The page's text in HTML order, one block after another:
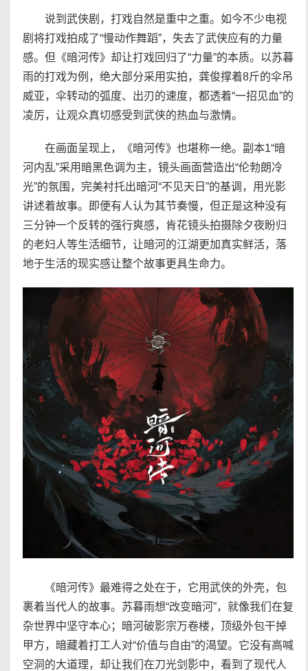
说到武侠剧，打戏自然是重中之重。如今不少电视
剧将打戏拍成了“慢动作舞蹈”，失去了武侠应有的力量
感。但《暗河传》却让打戏回归了“力量”的本质。以苏暮
雨的打戏为例，绝大部分采用实拍，龚俊撑着8斤的伞吊
威亚，伞转动的弧度、出刃的速度，都透着“一招见血”的
凌厉，让观众真切感受到武侠的热血与激情。
在画面呈现上，《暗河传》也堪称一绝。副本1“暗
河内乱”采用暗黑色调为主，镜头画面营造出“伦勃朗冷
光”的氛围，完美衬托出暗河“不见天日”的基调，用光影
讲述着故事。即便有人认为其节奏慢，但正是这种没有
三分钟一个反转的强行爽感，肯花镜头拍摄除夕夜盼归
的老妇人等生活细节，让暗河的江湖更加真实鲜活，落
地于生活的现实感让整个故事更具生命力。
《暗河传》最难得之处在于，它用武侠的外壳，包
裹着当代人的故事。苏暮雨想“改变暗河”，就像我们在复
杂世界中坚守本心；暗河破影宗万卷楼，顶级外包干掉
甲方，暗藏着打工人对“价值与自由”的渴望。它没有高喊
空洞的大道理，却让我们在刀光剑影中，看到了现代人